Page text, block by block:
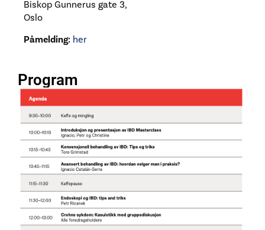
Biskop Gunnerus gate 3,
Oslo
Påmelding: her
Program